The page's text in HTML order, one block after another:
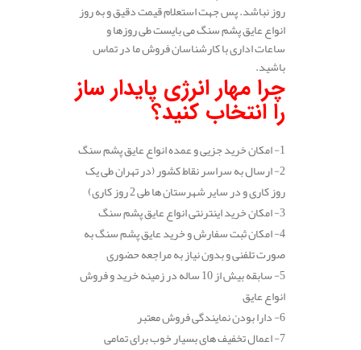
روز نباشد. پس جهت استعلام قیمت دقیق و به روز
انواع عایق پشم سنگ می بایست طی روزها و
ساعات اداری با کارشناسان فروش ما در تماس
باشید.
چرا مهار انرژی پایدار ساز
را انتخاب کنید؟
1- امکان خرید جزیی و عمده انواع عایق پشم سنگ
2- ارسال به سراسر نقاط کشور (در تهران طی یک
روز کاری و در سایر شهرستان ها طی 2 روز کاری)
3- امکان خرید اینترنتی انواع عایق پشم سنگ
4- امکان ثبت سفارش و خرید عایق پشم سنگ به
صورت تلفنی و بدون نیاز به مراجعه حضوری
5- سابقه بیش از 10 ساله در زمینه خرید و فروش
انواع عایق
6- دارا بودن نمایندگی فروش معتبر
7- اعمال تخفیف های بسیار خوب برای تمامی